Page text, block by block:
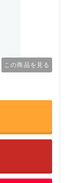
この商品を見る